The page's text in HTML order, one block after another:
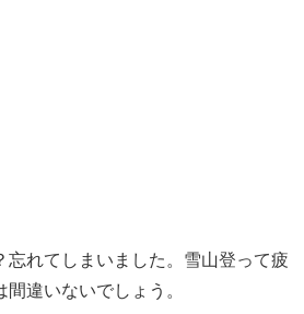
忘れてしまいました。雪山登って疲
違いないでしょう。